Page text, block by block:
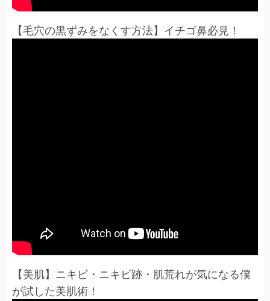
【毛穴の黒ずみをなくす方法】イチゴ鼻必見！
【美肌】ニキビ・ニキビ跡・肌荒れが気になる僕
が試した美肌術！